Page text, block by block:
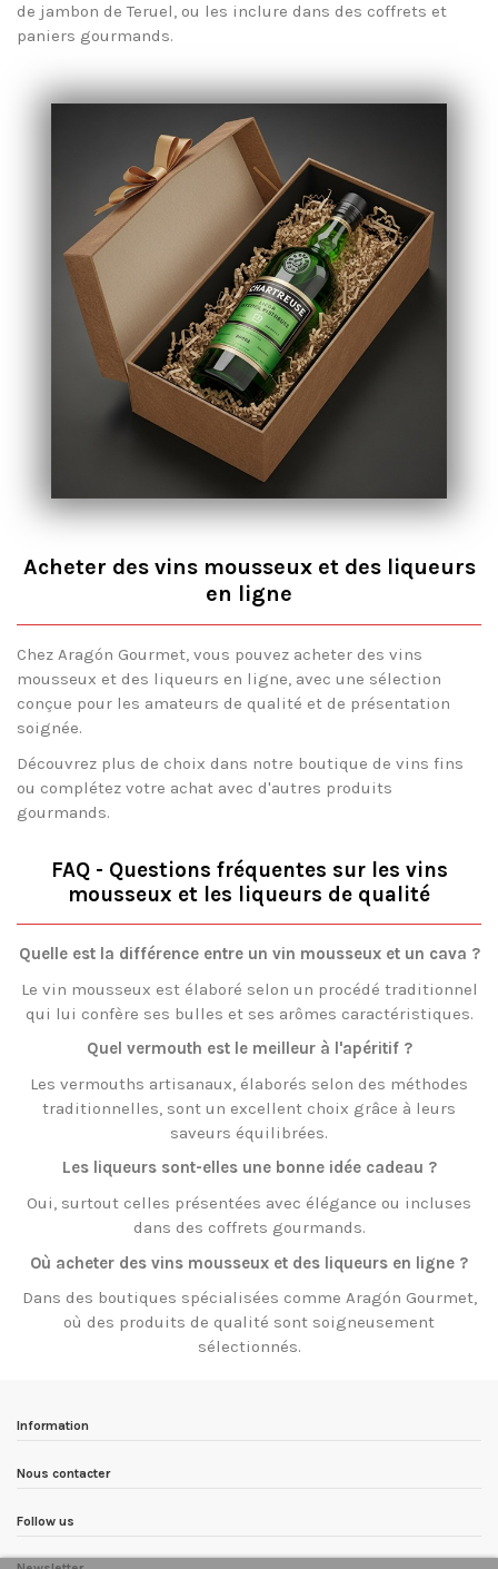
de jambon de Teruel, ou les inclure dans des coffrets et
paniers gourmands.
Acheter des vins mousseux et des liqueurs
en ligne
Chez Aragón Gourmet, vous pouvez acheter des vins
mousseux et des liqueurs en ligne, avec une sélection
conçue pour les amateurs de qualité et de présentation
soignée.
Découvrez plus de choix dans notre boutique de vins fins
ou complétez votre achat avec d'autres produits
gourmands.
FAQ - Questions fréquentes sur les vins
mousseux et les liqueurs de qualité
Quelle est la différence entre un vin mousseux et un cava ?
Le vin mousseux est élaboré selon un procédé traditionnel
qui lui confère ses bulles et ses arômes caractéristiques.
Quel vermouth est le meilleur à l'apéritif ?
Les vermouths artisanaux, élaborés selon des méthodes
traditionnelles, sont un excellent choix grâce à leurs
saveurs équilibrées.
Les liqueurs sont-elles une bonne idée cadeau ?
Oui, surtout celles présentées avec élégance ou incluses
dans des coffrets gourmands.
Où acheter des vins mousseux et des liqueurs en ligne ?
Dans des boutiques spécialisées comme Aragón Gourmet,
où des produits de qualité sont soigneusement
sélectionnés.
Information
Nous contacter
Follow us